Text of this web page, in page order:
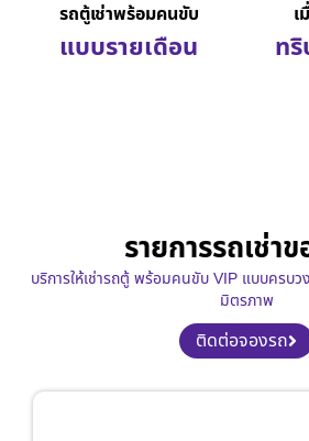
รถตู้เช่าพร้อมคนขับ
แบบรายเดือน
เ
ท
รายการรถเช่าข
บริการให้เช่ารถตู้ พร้อมคนขับ VIP แบบครบว
มิตรภาพ
ติดต่อจองรถ